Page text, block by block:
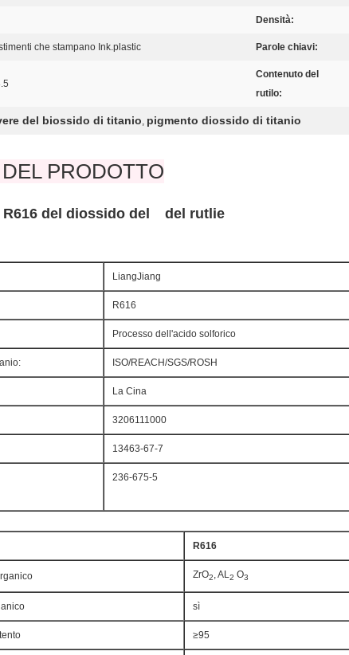
Densità:
che stampano Ink.plastic Parole chiavi:
Contenuto del
rutilo:
del biossido di titanio, pigmento diossido di titanio
PRODOTTO
R616 del diossido del del rutlie
LiangJiang
R616
Processo dell'acido solforico
ISO/REACH/SGS/ROSH
La Cina
3206111000
13463-67-7
236-675-5
R616
ZrO2, AL2 O3
sì
≥95